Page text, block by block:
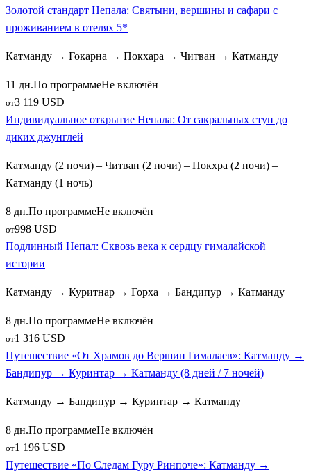
Золотой стандарт Непала: Святыни, вершины и сафари с
проживанием в отелях 5*
Катманду → Гокарна → Покхара → Читван → Катманду
11 дн.По программеНе включён
от3 119 USD
Индивидуальное открытие Непала: От сакральных ступ до
диких джунглей
Катманду (2 ночи) – Читван (2 ночи) – Покхра (2 ночи) –
Катманду (1 ночь)
8 дн.По программеНе включён
от998 USD
Подлинный Непал: Сквозь века к сердцу гималайской
истории
Катманду → Куритнар → Горха → Бандипур → Катманду
8 дн.По программеНе включён
от1 316 USD
Путешествие «От Храмов до Вершин Гималаев»: Катманду →
Бандипур → Куринтар → Катманду (8 дней / 7 ночей)
Катманду → Бандипур → Куринтар → Катманду
8 дн.По программеНе включён
от1 196 USD
Путешествие «По Следам Гуру Ринпоче»: Катманду →